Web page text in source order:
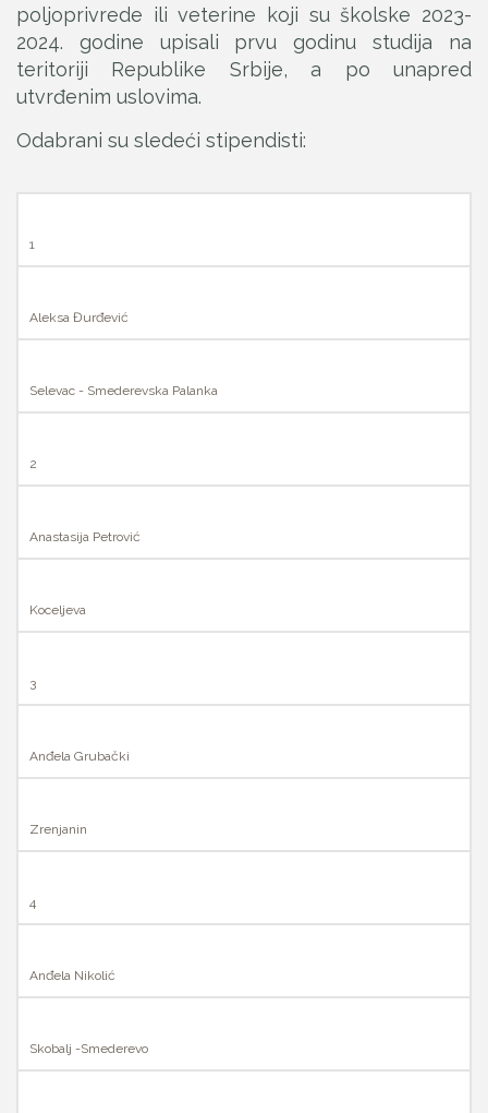
poljoprivrede ili veterine koji su školske 2023-
2024. godine upisali prvu godinu studija na
teritoriji Republike Srbije, a po unapred
utvrđenim uslovima.
Odabrani su sledeći stipendisti:
1
Aleksa Đurđević
Selevac - Smederevska Palanka
2
Anastasija Petrović
Koceljeva
3
Anđela Grubački
Zrenjanin
4
Anđela Nikolić
Skobalj -Smederevo